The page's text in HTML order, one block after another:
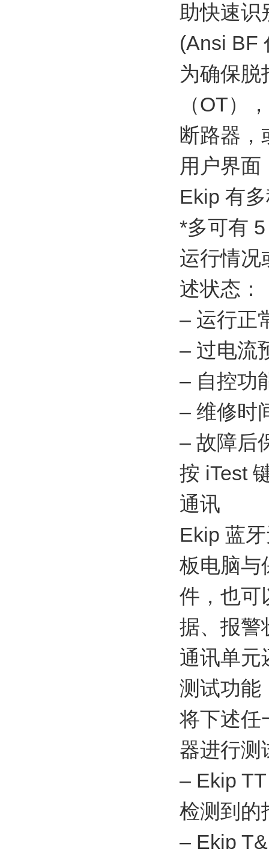
助快速识
(Ansi BF
为确保脱
（OT）
断路器，
用户界面
Ekip 有
*多可有
运行情况
述状态：
– 运行正
– 过电流
– 自控功
– 维修时
– 故障后
按 iTest
通讯
Ekip 蓝
板电脑与
件，也可
据、报警
通讯单元
测试功能
将下述任
器进行测
– Ekip
检测到的
– Ekip